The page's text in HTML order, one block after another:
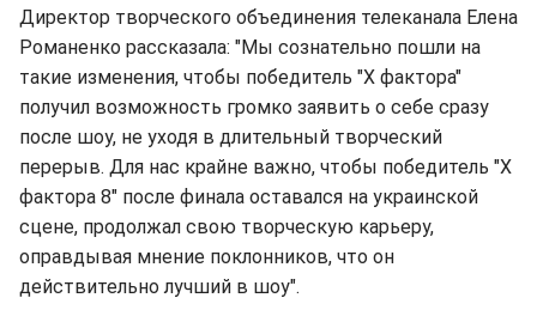
Директор творческого объединения телеканала Елена
Романенко рассказала: "Мы сознательно пошли на
такие изменения, чтобы победитель "Х фактора"
получил возможность громко заявить о себе сразу
после шоу, не уходя в длительный творческий
перерыв. Для нас крайне важно, чтобы победитель "Х
фактора 8" после финала оставался на украинской
сцене, продолжал свою творческую карьеру,
оправдывая мнение поклонников, что он
действительно лучший в шоу".